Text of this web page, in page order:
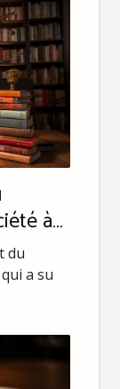
à
du
a su